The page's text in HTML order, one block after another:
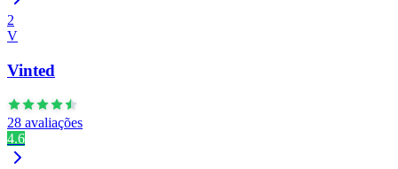
2
V
Vinted
28 avaliações
4.6